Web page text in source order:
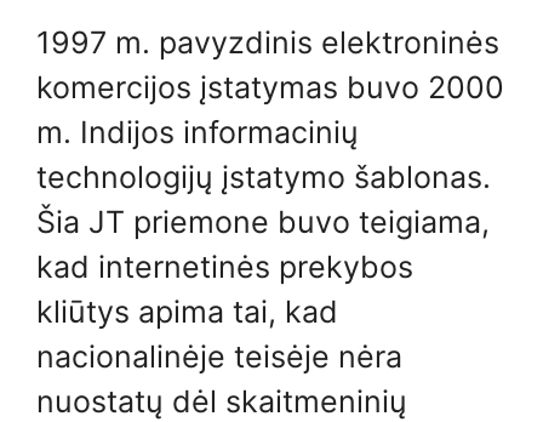
1997 m. pavyzdinis elektroninės
komercijos įstatymas buvo 2000
m. Indijos informacinių
technologijų įstatymo šablonas.
Šia JT priemone buvo teigiama,
kad internetinės prekybos
kliūtys apima tai, kad
nacionalinėje teisėje nėra
nuostatų dėl skaitmeninių